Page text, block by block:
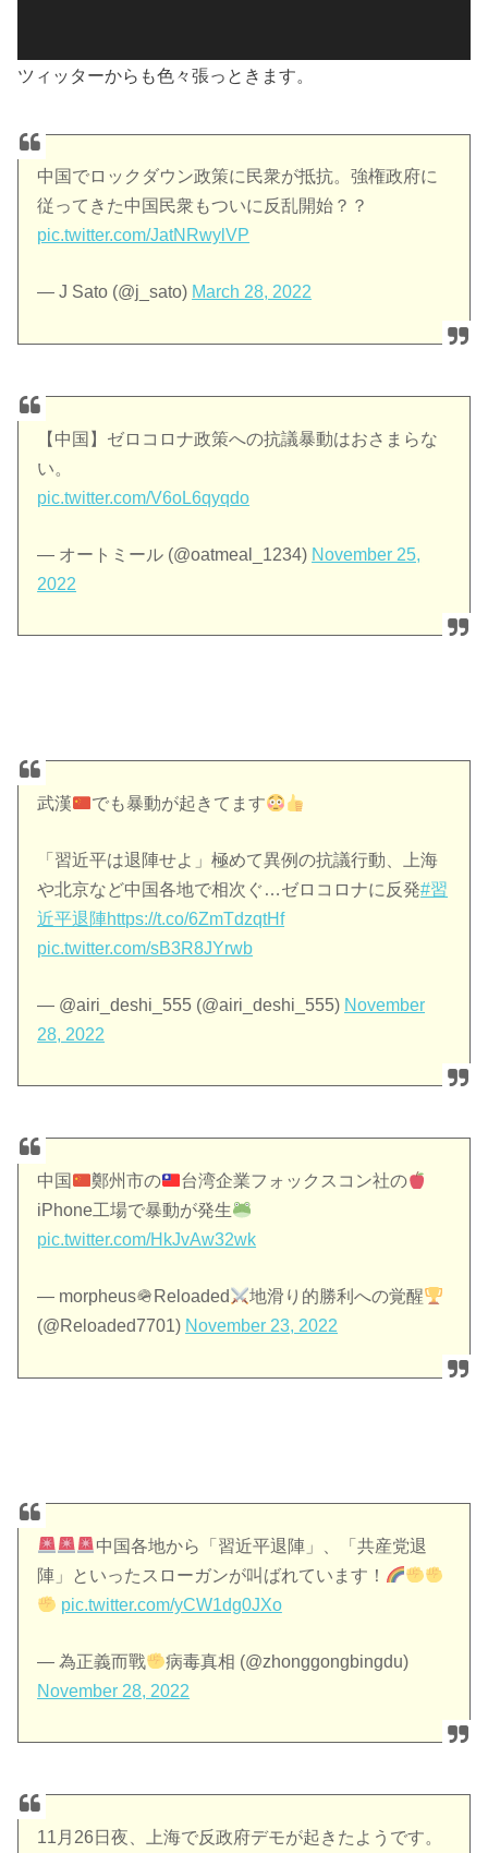
ツィッターからも色々張っときます。
中国でロックダウン政策に民衆が抵抗。強権政府に
従ってきた中国民衆もついに反乱開始？？
pic.twitter.com/JatNRwylVP
— J Sato (@j_sato) March 28, 2022
【中国】ゼロコロナ政策への抗議暴動はおさまらな
い。
pic.twitter.com/V6oL6qyqdo
— オートミール (@oatmeal_1234) November 25,
2022
武漢 でも暴動が起きてます
「習近平は退陣せよ」極めて異例の抗議行動、上海
や北京など中国各地で相次ぐ…ゼロコロナに反発#習
近平退陣https://t.co/6ZmTdzqtHf
pic.twitter.com/sB3R8JYrwb
— @airi_deshi_555 (@airi_deshi_555) November
28, 2022
中国 鄭州市の
台湾企業フォックスコン社の
iPhone工場で暴動が発生
pic.twitter.com/HkJvAw32wk
— morpheus🪖Reloaded
地滑り的勝利への覚醒
(@Reloaded7701) November 23, 2022
中国各地から「習近平退陣」、「共産党退
陣」といったスローガンが叫ばれています！
pic.twitter.com/yCW1dg0JXo
— 為正義而戰
病毒真相 (@zhonggongbingdu)
November 28, 2022
11月26日夜、上海で反政府デモが起きたようです。